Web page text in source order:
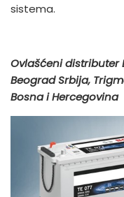
sistema.
Ovlašćeni distributer
Beograd Srbija,
Bosna i Hercegovina